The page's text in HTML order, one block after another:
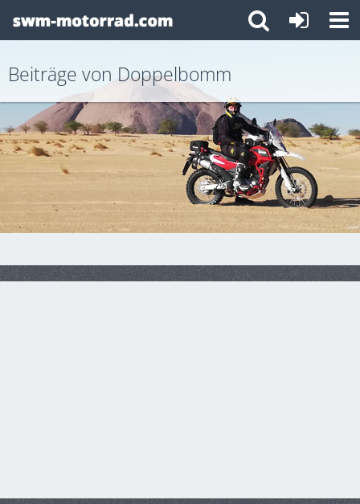
Beiträge von Doppelbomm